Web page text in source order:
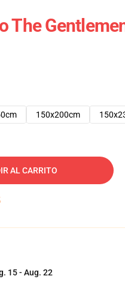
The
150x200cm
AL CARRITO
15 - Aug. 22